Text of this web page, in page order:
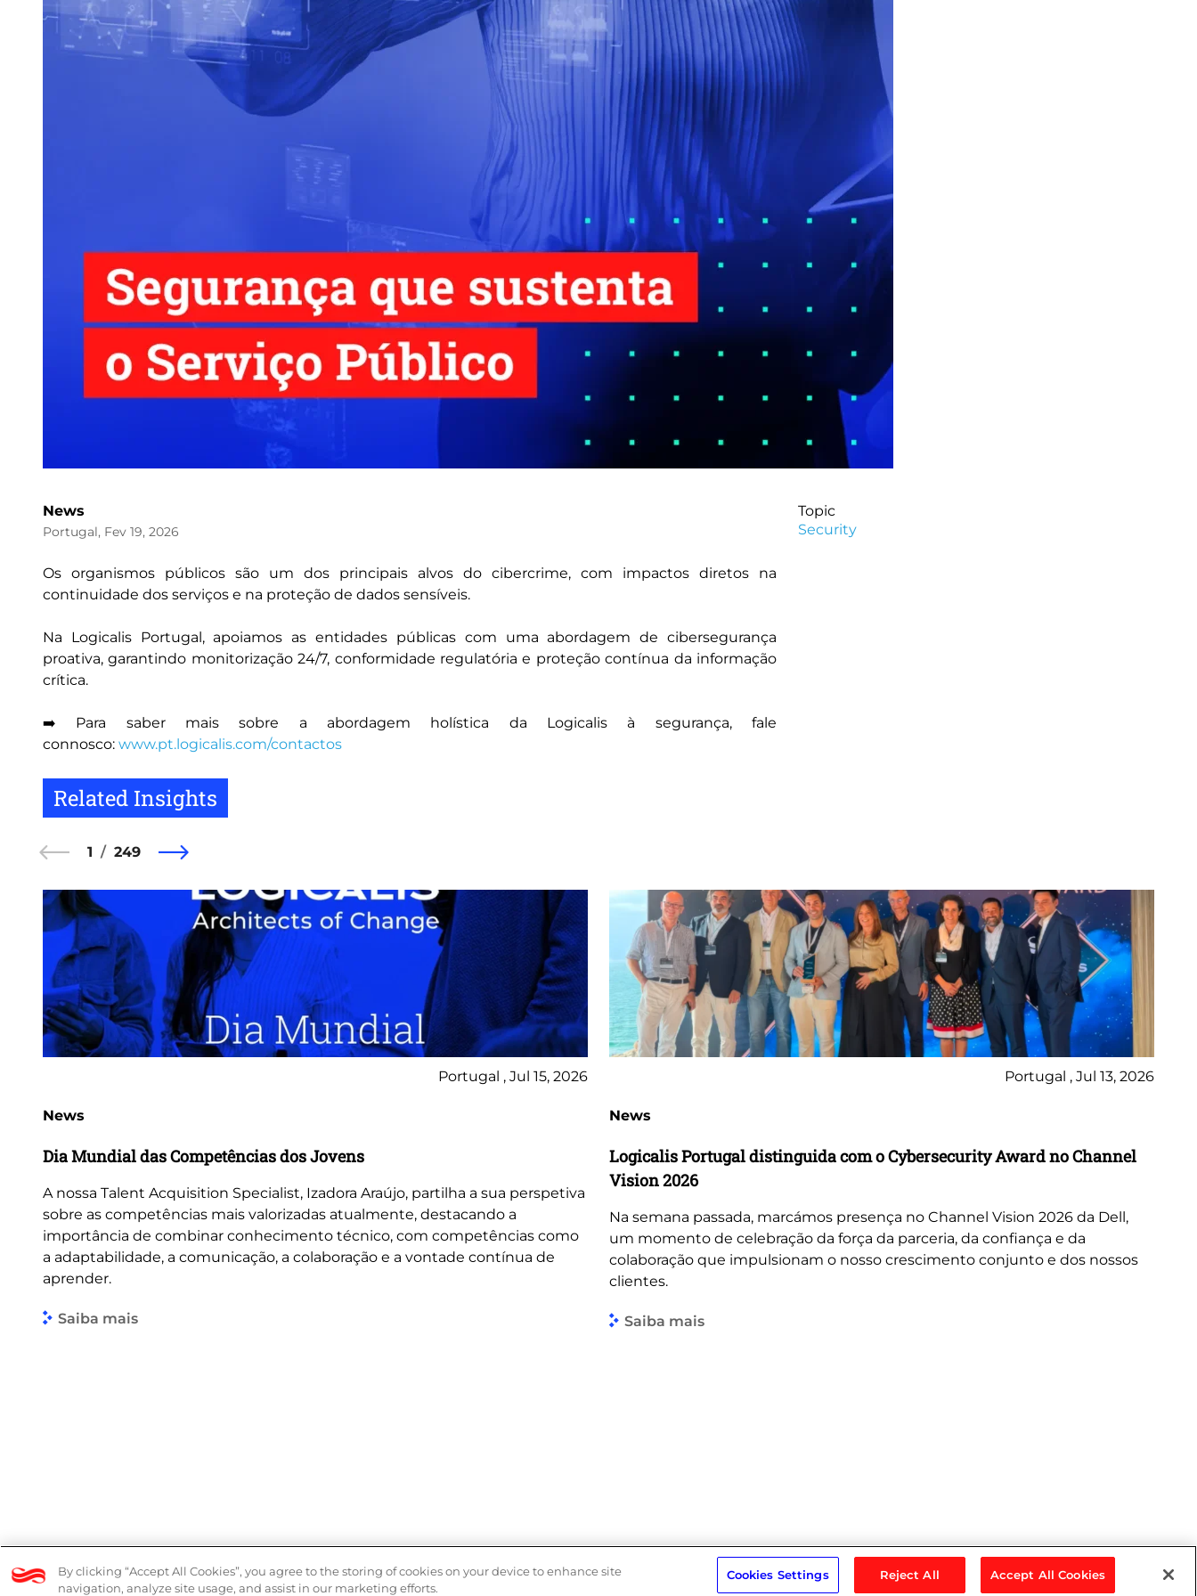
News
Portugal, Fev 19, 2026
Os organismos públicos são um dos principais alvos do cibercrime, com impactos diretos na
continuidade dos serviços e na proteção de dados sensíveis.
Na Logicalis Portugal, apoiamos as entidades públicas com uma abordagem de cibersegurança
proativa, garantindo monitorização 24/7, conformidade regulatória e proteção contínua da informação
crítica.
➡️ Para saber mais sobre a abordagem holística da Logicalis à segurança, fale
connosco: www.pt.logicalis.com/contactos
Topic
Security
Related Insights
1 249
Portugal , Jul 15, 2026
News
Dia Mundial das Competências dos Jovens
A nossa Talent Acquisition Specialist, Izadora Araújo, partilha a sua perspetiva
sobre as competências mais valorizadas atualmente, destacando a
importância de combinar conhecimento técnico, com competências como
a adaptabilidade, a comunicação, a colaboração e a vontade contínua de
aprender.
Saiba mais
Portugal , Jul 13, 2026
News
Logicalis Portugal distinguida com o Cybersecurity Award no Channel
Vision 2026
Na semana passada, marcámos presença no Channel Vision 2026 da Dell,
um momento de celebração da força da parceria, da confiança e da
colaboração que impulsionam o nosso crescimento conjunto e dos nossos
clientes.
Saiba mais
Política do Sistema de Gestão Integrado
By clicking “Accept All Cookies”, you agree to the storing of cookies on your device to enhance site
navigation, analyze site usage, and assist in our marketing efforts.
Cookies Settings Reject All Accept All Cookies